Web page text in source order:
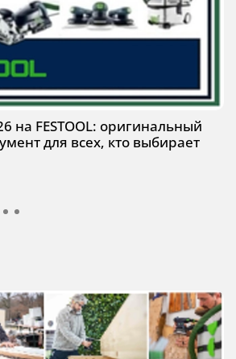
на FESTOOL: оригинальный
для всех, кто выбирает